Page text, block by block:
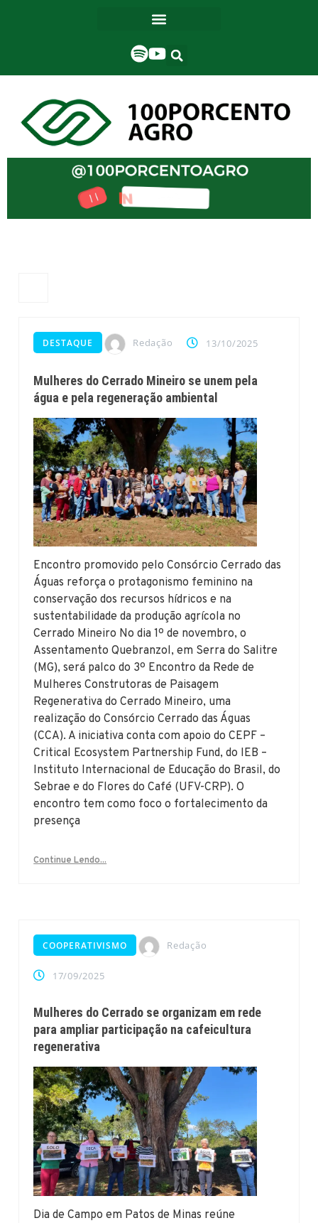
DESTAQUE Redação 13/10/2025
Mulheres do Cerrado Mineiro se unem pela
água e pela regeneração ambiental
Encontro promovido pelo Consórcio Cerrado das
Águas reforça o protagonismo feminino na
conservação dos recursos hídricos e na
sustentabilidade da produção agrícola no
Cerrado Mineiro No dia 1º de novembro, o
Assentamento Quebranzol, em Serra do Salitre
(MG), será palco do 3º Encontro da Rede de
Mulheres Construtoras de Paisagem
Regenerativa do Cerrado Mineiro, uma
realização do Consórcio Cerrado das Águas
(CCA). A iniciativa conta com apoio do CEPF –
Critical Ecosystem Partnership Fund, do IEB –
Instituto Internacional de Educação do Brasil, do
Sebrae e do Flores do Café (UFV-CRP). O
encontro tem como foco o fortalecimento da
presença
Continue Lendo...
COOPERATIVISMO Redação
17/09/2025
Mulheres do Cerrado se organizam em rede
para ampliar participação na cafeicultura
regenerativa
Dia de Campo em Patos de Minas reúne